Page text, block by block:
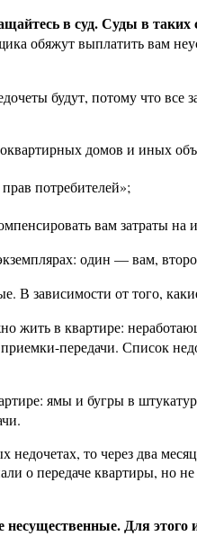
в суд. Суды в
обяжут выплатить вам
будут, потому что
домов и иных
потребителей»;
вам затраты на
один — вам,
В зависимости от того,
жить в квартире:
передачи. Список
ямы и бугры в
то через два
о передаче квартиры, но
Для этого